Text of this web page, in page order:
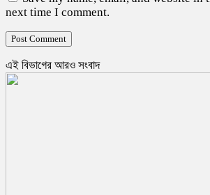
next time I comment.
এই বিভাগের আরও সংবাদ